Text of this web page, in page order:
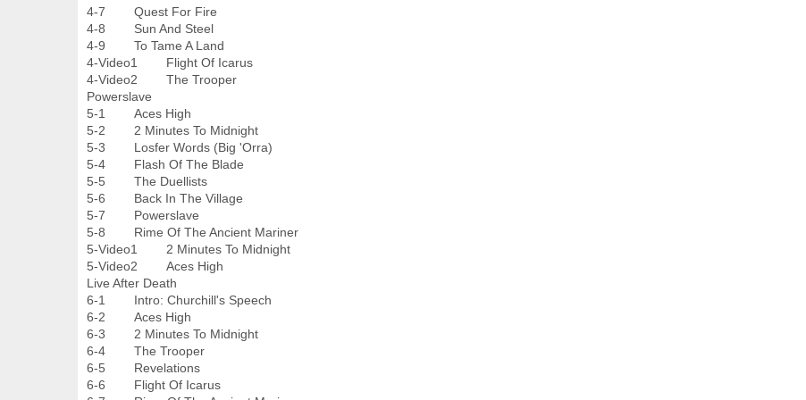
4-7 Quest For Fire
4-8 Sun And Steel
4-9 To Tame A Land
4-Video1 Flight Of Icarus
4-Video2 The Trooper
Powerslave
5-1 Aces High
5-2 2 Minutes To Midnight
5-3 Losfer Words (Big 'Orra)
5-4 Flash Of The Blade
5-5 The Duellists
5-6 Back In The Village
5-7 Powerslave
5-8 Rime Of The Ancient Mariner
5-Video1 2 Minutes To Midnight
5-Video2 Aces High
Live After Death
6-1 Intro: Churchill's Speech
6-2 Aces High
6-3 2 Minutes To Midnight
6-4 The Trooper
6-5 Revelations
6-6 Flight Of Icarus